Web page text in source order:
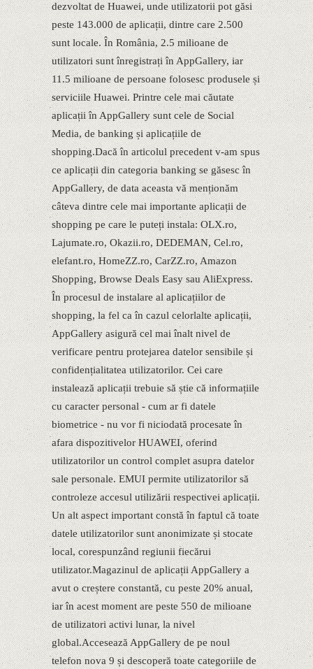
dezvoltat de Huawei, unde utilizatorii pot găsi
peste 143.000 de aplicații, dintre care 2.500
sunt locale. În România, 2.5 milioane de
utilizatori sunt înregistrați în AppGallery, iar
11.5 milioane de persoane folosesc produsele și
serviciile Huawei. Printre cele mai căutate
aplicații în AppGallery sunt cele de Social
Media, de banking și aplicațiile de
shopping.Dacă în articolul precedent v-am spus
ce aplicații din categoria banking se găsesc în
AppGallery, de data aceasta vă menționăm
câteva dintre cele mai importante aplicații de
shopping pe care le puteți instala: OLX.ro,
Lajumate.ro, Okazii.ro, DEDEMAN, Cel.ro,
elefant.ro, HomeZZ.ro, CarZZ.ro, Amazon
Shopping, Browse Deals Easy sau AliExpress.
În procesul de instalare al aplicațiilor de
shopping, la fel ca în cazul celorlalte aplicații,
AppGallery asigură cel mai înalt nivel de
verificare pentru protejarea datelor sensibile și
confidențialitatea utilizatorilor. Cei care
instalează aplicații trebuie să știe că informațiile
cu caracter personal - cum ar fi datele
biometrice - nu vor fi niciodată procesate în
afara dispozitivelor HUAWEI, oferind
utilizatorilor un control complet asupra datelor
sale personale. EMUI permite utilizatorilor să
controleze accesul utilizării respectivei aplicații.
Un alt aspect important constă în faptul că toate
datele utilizatorilor sunt anonimizate și stocate
local, corespunzând regiunii fiecărui
utilizator.Magazinul de aplicații AppGallery a
avut o creștere constantă, cu peste 20% anual,
iar în acest moment are peste 550 de milioane
de utilizatori activi lunar, la nivel
global.Accesează AppGallery de pe noul
telefon nova 9 și descoperă toate categoriile de